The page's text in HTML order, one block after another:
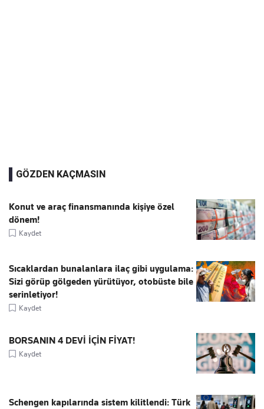
GÖZDEN KAÇMASIN
Konut ve araç finansmanında kişiye özel
dönem!
Kaydet
Sıcaklardan bunalanlara ilaç gibi uygulama:
Sizi görüp gölgeden yürütüyor, otobüste bile
serinletiyor!
Kaydet
BORSANIN 4 DEVİ İÇİN FİYAT!
Kaydet
Schengen kapılarında sistem kilitlendi: Türk